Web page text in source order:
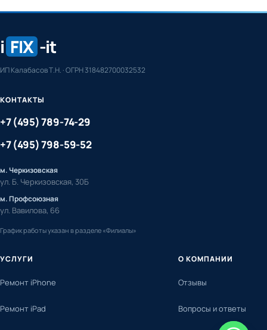
i FIX -it
ИП Калабасов Т.Н. · ОГРН 318482700032532
УСЛУГИ
Ремонт iPhone
Ремонт iPad
О КОМПАНИИ
Отзывы
Вопросы и ответы
КОНТАКТЫ
+7 (495) 789-74-29
+7 (495) 798-59-52
м. Черкизовская
ул. Б. Черкизовская, 30Б
м. Профсоюзная
ул. Вавилова, 66
График работы указан в разделе «Филиалы»